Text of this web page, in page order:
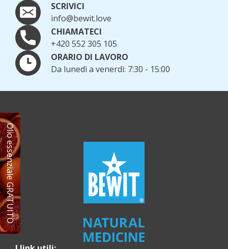
Olio essenziale GRATUITO
SCRIVICI
info@bewit.love
CHIAMATECI
+420 552 305 105
ORARIO DI LAVORO
Da lunedì a venerdì: 7:30 - 15:00